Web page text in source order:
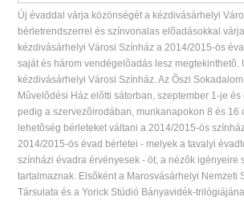
Új évaddal várja közönségét a kézdivásárhelyi
bérletrendszerrel és színvonalas elõadásokkal
kézdivásárhelyi Városi Színház a 2014/2015-ös
saját és három vendégelõadás lesz megtekinthetõ.
kézdivásárhelyi Városi Színház. Az Õszi
Mûvelõdési Ház elõtti sátorban, szeptember 1-je
pedig a szervezõirodában, munkanapokon 8 és 16
lehetõség bérleteket váltani a 2014/2015-ös
2014/2015-ös évad bérletei - melyek a tavalyi
színházi évadra érvényesek - öt, a nézõk igényeire
tartalmaznak. Elsõként a Marosvásárhelyi Nemzeti
Társulata és a Yorick Stúdió Bányavidék-